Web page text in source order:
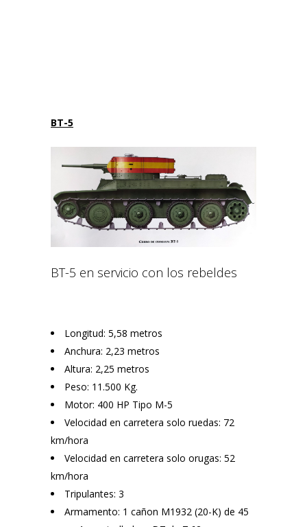
BT-5
BT-5 en servicio con los rebeldes
Longitud: 5,58 metros
Anchura: 2,23 metros
Altura: 2,25 metros
Peso: 11.500 Kg.
Motor: 400 HP Tipo M-5
Velocidad en carretera solo ruedas: 72
km/hora
Velocidad en carretera solo orugas: 52
km/hora
Tripulantes: 3
Armamento: 1 cañon M1932 (20-K) de 45